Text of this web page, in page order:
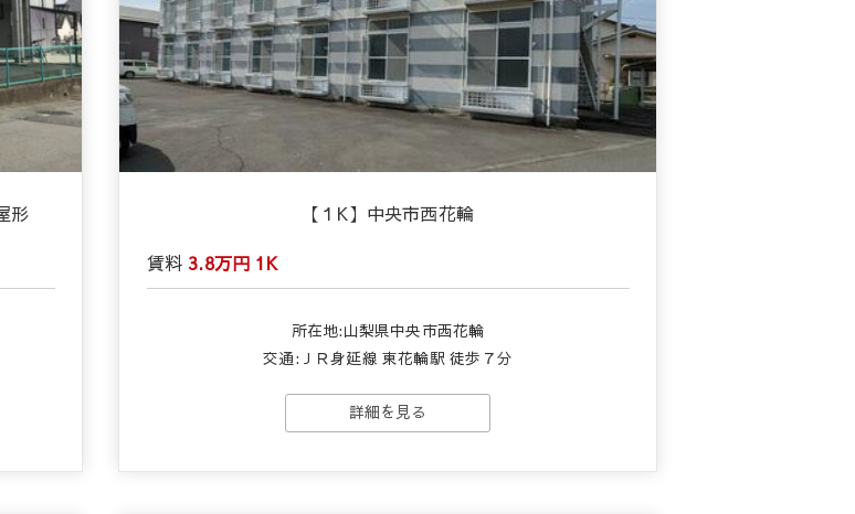
形 【１K】中央市西花輪
賃料3.8万円 1K
所在地:山梨県中央市西花輪
交通:ＪＲ身延線 東花輪駅 徒歩７分
詳細を見る